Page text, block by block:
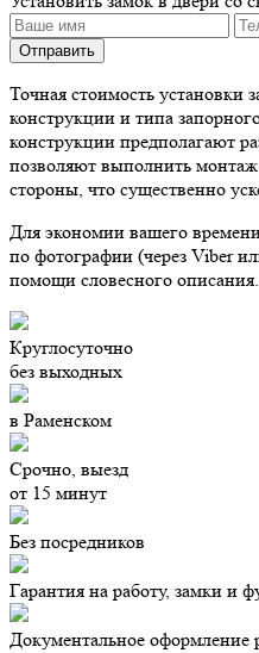
Точная стоимость установки
конструкции и типа
конструкции предполагают
позволяют выполнить
стороны, что существенно
Для экономии вашего
по фотографии (через Viber
помощи словесного описания.
Круглосуточно
без выходных
в Раменском
Срочно, выезд
от 15 минут
Без посредников
Гарантия на работу, замки и
Документальное оформление